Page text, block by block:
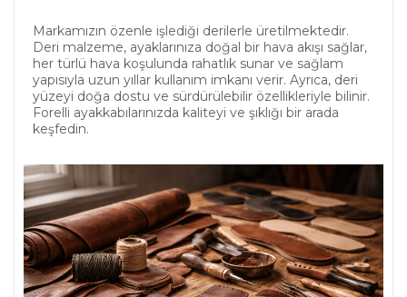
Markamızın özenle işlediği derilerle üretilmektedir.
Deri malzeme, ayaklarınıza doğal bir hava akışı sağlar,
her türlü hava koşulunda rahatlık sunar ve sağlam
yapısıyla uzun yıllar kullanım imkanı verir. Ayrıca, deri
yüzeyi doğa dostu ve sürdürülebilir özellikleriyle bilinir.
Forelli ayakkabılarınızda kaliteyi ve şıklığı bir arada
keşfedin.